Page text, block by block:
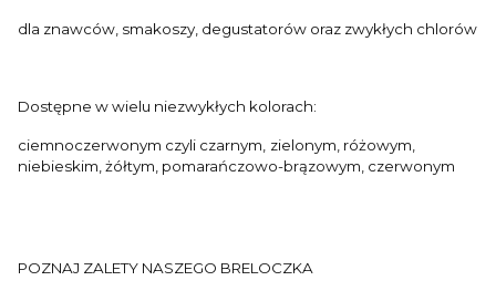
dla znawców, smakoszy, degustatorów oraz zwykłych chlorów
Dostępne w wielu niezwykłych kolorach:
ciemnoczerwonym czyli czarnym, zielonym, różowym,
niebieskim, żółtym, pomarańczowo-brązowym, czerwonym
POZNAJ ZALETY NASZEGO BRELOCZKA